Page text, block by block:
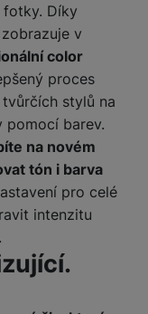
fotky. Díky
v
color
proces
stylů na
pomocí barev.
na novém
tón i barva
pro celé
intenzitu